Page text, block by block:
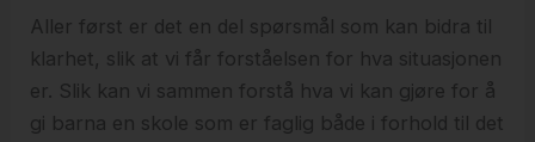
Aller først er det en del spørsmål som kan bidra til
klarhet, slik at vi får forståelsen for hva situasjonen
er. Slik kan vi sammen forstå hva vi kan gjøre for å
gi barna en skole som er faglig både i forhold til det